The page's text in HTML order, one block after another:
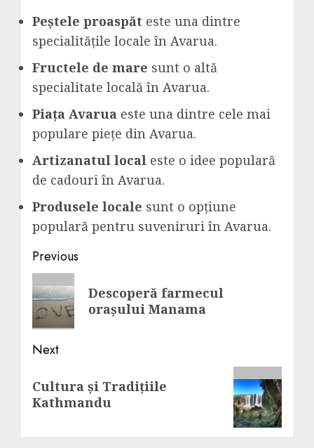
Peștele proaspăt este una dintre
specialitățile locale în Avarua.
Fructele de mare sunt o altă
specialitate locală în Avarua.
Piața Avarua este una dintre cele mai
populare piețe din Avarua.
Artizanatul local este o idee populară
de cadouri în Avarua.
Produsele locale sunt o opțiune
populară pentru suveniruri în Avarua.
Post
navigation
Previous
Previous
post:
Descoperă farmecul
orașului Manama
Next
post:
Cultura și Tradițiile
Kathmandu